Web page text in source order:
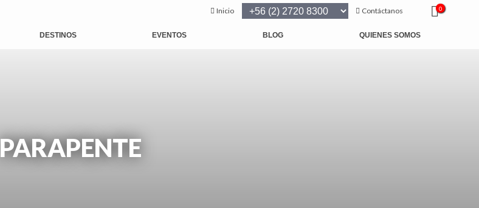
Inicio Contáctanos 0
DESTINOS EVENTOS BLOG QUIENES SOMOS
PARAPENTE